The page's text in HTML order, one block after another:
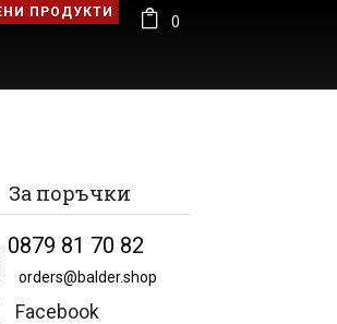
ПРОДУКТИ
0
За поръчки
0879 81 70 82
orders@balder.shop
Facebook